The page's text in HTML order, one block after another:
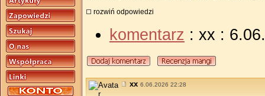
rozwiń odpowiedzi
komentarz : xx :
xx 6.06.2026 22:28